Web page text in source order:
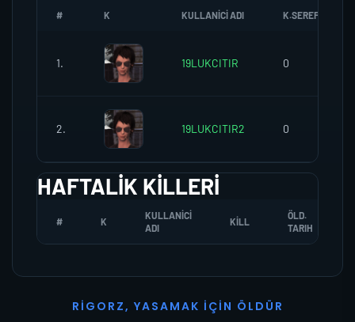
# K KULLANICI ADI K.SEREFI
1. 19LUKCITIR 0
2. 19LUKCITIR2 0
HAFTALIK KILLERI
# K
KULLANICI
ADI
KILL
ÖLD.
TARIH
R I G O R Z, YASAMAK İ ÇI N Ö L D Ü R